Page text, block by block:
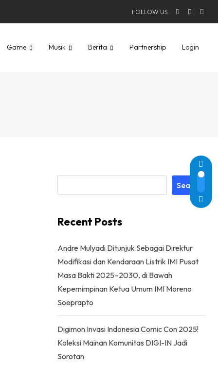
FOLLOW US :
Game Musik Berita Partnership Login
Search
Recent Posts
Andre Mulyadi Ditunjuk Sebagai Direktur
Modifikasi dan Kendaraan Listrik IMI Pusat
Masa Bakti 2025–2030, di Bawah
Kepemimpinan Ketua Umum IMI Moreno
Soeprapto
Digimon Invasi Indonesia Comic Con 2025!
Koleksi Mainan Komunitas DIGI-IN Jadi
Sorotan